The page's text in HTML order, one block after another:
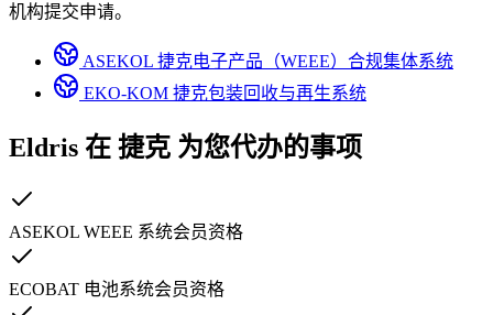
机构提交申请。
ASEKOL 捷克电子产品（WEEE）合规集体系统
EKO-KOM 捷克包装回收与再生系统
Eldris 在 捷克 为您代办的事项
ASEKOL WEEE 系统会员资格
ECOBAT 电池系统会员资格